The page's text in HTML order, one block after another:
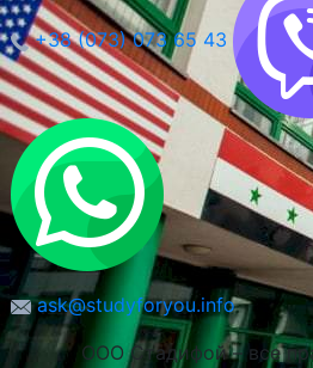
Университет Марии Кюри-
(UMCS)
Люблин,
+38 (073) 073 65 43
ask@studyforyou.info
ООО Стадифой – все